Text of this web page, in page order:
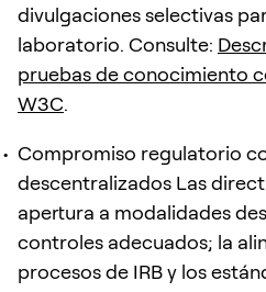
divulgaciones selectivas
laboratorio. Consulte:
pruebas de conocimiento
W3C.
Compromiso regulatorio
descentralizados Las
apertura a modalidades
controles adecuados; la
procesos de IRB y los